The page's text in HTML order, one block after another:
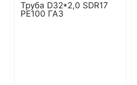
Труба D32*2,0 SDR17
PE100 ГАЗ